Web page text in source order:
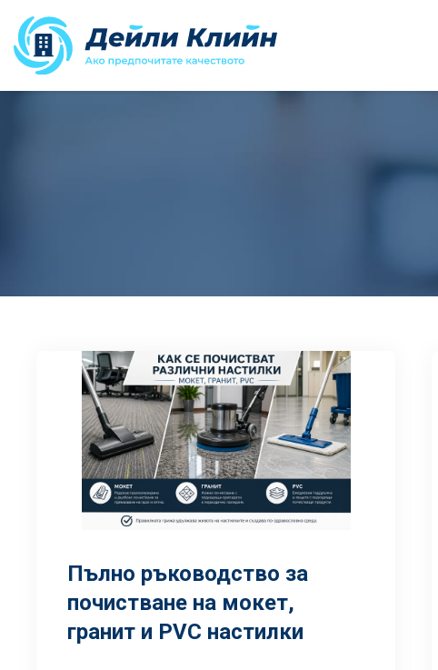
Пълно ръководство за
почистване на мокет,
гранит и PVC настилки